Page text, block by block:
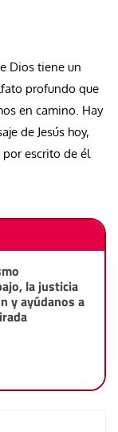
Dios tiene un
profundo que
en camino. Hay
de Jesús hoy,
escrito de él
la justicia
y ayúdanos a